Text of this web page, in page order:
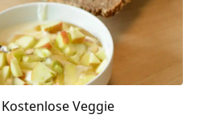
Veggie